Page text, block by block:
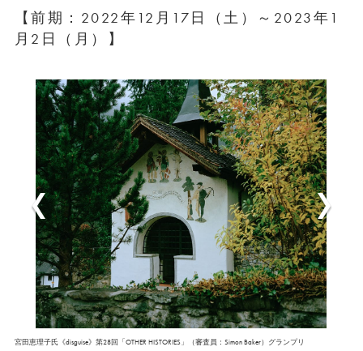
【前期：2022年12月17日（土）～2023年1
月2日（月）】
宮田恵理子氏《disguise》第28回「OTHER HISTORIES」（審査員：Simon Baker）グランプリ